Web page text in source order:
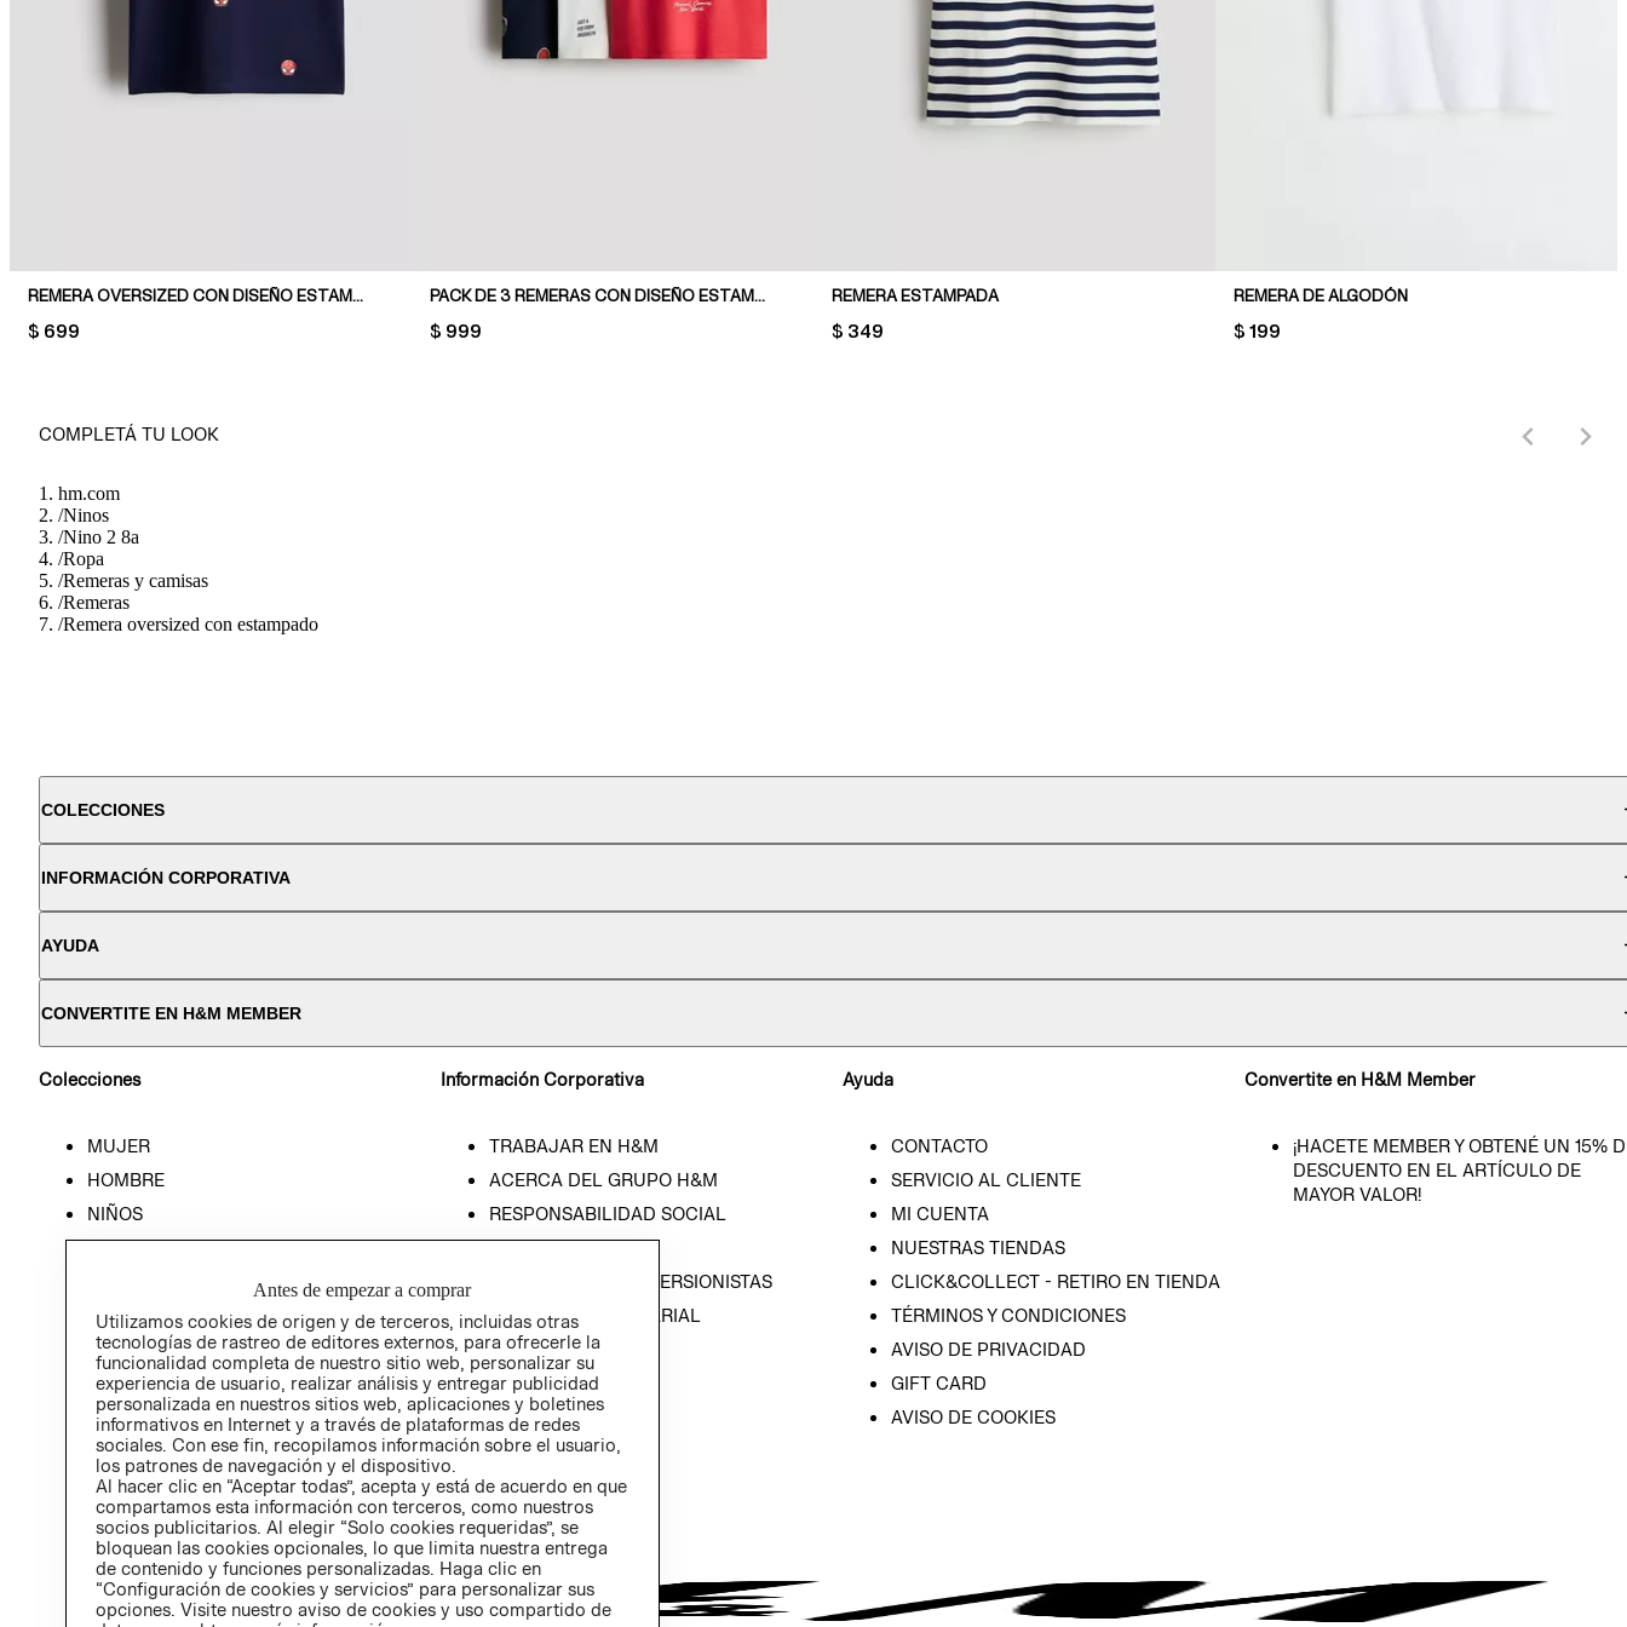
REMERA OVERSIZED CON DISEÑO ESTAMPADO
PRICE:
$ 699
PACK DE 3 REMERAS CON DISEÑO ESTAMPADO
PRICE:
$ 999
REMERA ESTAMPADA
PRICE:
$ 349
REMERA DE ALGODÓN
PRICE:
$ 199
COMPLETÁ TU LOOK
hm.com
/Ninos
/Nino 2 8a
/Ropa
/Remeras y camisas
/Remeras
/Remera oversized con estampado
COLECCIONES
INFORMACIÓN CORPORATIVA
AYUDA
CONVERTITE EN H&M MEMBER
Colecciones
MUJER
HOMBRE
NIÑOS
HOME
Información Corporativa
TRABAJAR EN H&M
ACERCA DEL GRUPO H&M
RESPONSABILIDAD SOCIAL
PRENSA
RELACIÓN CON INVERSIONISTAS
POLÍTICA EMPRESARIAL
Ayuda
CONTACTO
SERVICIO AL CLIENTE
MI CUENTA
NUESTRAS TIENDAS
CLICK&COLLECT - RETIRO EN TIENDA
TÉRMINOS Y CONDICIONES
AVISO DE PRIVACIDAD
GIFT CARD
AVISO DE COOKIES
Convertite en H&M Member
¡HACETE MEMBER Y OBTENÉ UN 15%
DESCUENTO EN EL ARTÍCULO DE
MAYOR VALOR!
Antes de empezar a comprar
Utilizamos cookies de origen y de terceros, incluidas otras
tecnologías de rastreo de editores externos, para ofrecerle la
funcionalidad completa de nuestro sitio web, personalizar su
experiencia de usuario, realizar análisis y entregar publicidad
personalizada en nuestros sitios web, aplicaciones y boletines
informativos en Internet y a través de plataformas de redes
sociales. Con ese fin, recopilamos información sobre el usuario,
los patrones de navegación y el dispositivo.
Al hacer clic en “Aceptar todas”, acepta y está de acuerdo en que
compartamos esta información con terceros, como nuestros
socios publicitarios. Al elegir “Solo cookies requeridas”, se
bloquean las cookies opcionales, lo que limita nuestra entrega
de contenido y funciones personalizadas. Haga clic en
“Configuración de cookies y servicios” para personalizar sus
opciones. Visite nuestro aviso de cookies y uso compartido de